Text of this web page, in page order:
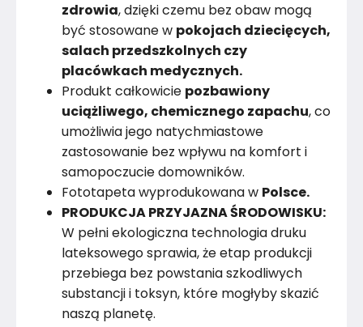
zdrowia, dzięki czemu bez obaw mogą
być stosowane w pokojach dziecięcych,
salach przedszkolnych czy
placówkach medycznych.
Produkt całkowicie pozbawiony
uciążliwego, chemicznego zapachu, co
umożliwia jego natychmiastowe
zastosowanie bez wpływu na komfort i
samopoczucie domowników.
Fototapeta wyprodukowana w Polsce.
PRODUKCJA PRZYJAZNA ŚRODOWISKU:
W pełni ekologiczna technologia druku
lateksowego sprawia, że etap produkcji
przebiega bez powstania szkodliwych
substancji i toksyn, które mogłyby skazić
naszą planetę.